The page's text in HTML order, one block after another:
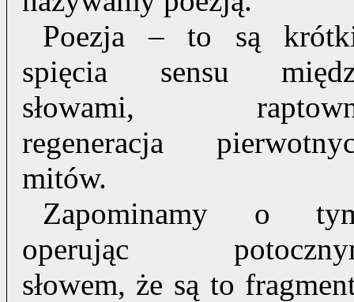
Poezja – to są
spięcia sensu
słowami,
regeneracja
mitów.
Zapominamy o
operując
słowem, że są to